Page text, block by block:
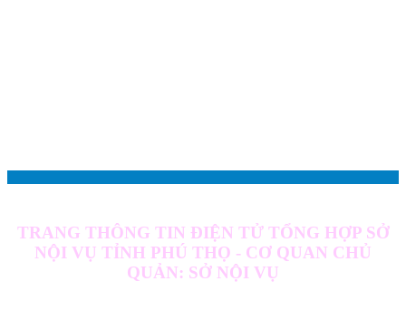
TRANG THÔNG TIN ĐIỆN TỬ TỔNG HỢP SỞ
NỘI VỤ TỈNH PHÚ THỌ - CƠ QUAN CHỦ
QUẢN: SỞ NỘI VỤ